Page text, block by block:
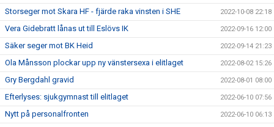
Storseger mot Skara HF - fjärde raka vinsten i SHE 2022-10-08 22:18
Vera Gidebratt lånas ut till Eslövs IK 2022-09-16 12:00
Säker seger mot BK Heid 2022-09-14 21:23
Ola Månsson plockar upp ny vänstersexa i elitlaget 2022-08-02 15:26
Gry Bergdahl gravid 2022-08-01 08:00
Efterlyses: sjukgymnast till elitlaget 2022-06-10 07:56
Nytt på personalfronten 2022-06-10 06:13